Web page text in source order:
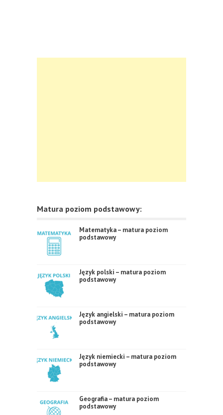
Matura poziom podstawowy:
Matematyka – matura poziom
podstawowy
Język polski – matura poziom
podstawowy
Język angielski – matura poziom
podstawowy
Język niemiecki – matura poziom
podstawowy
Geografia – matura poziom
podstawowy